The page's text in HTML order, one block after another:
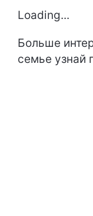
Loading...
Больше
семье узнай